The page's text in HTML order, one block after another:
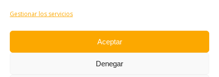
Gestionar los servicios
Aceptar
Denegar
Conferencia: Destilación de plantas aromáticas de